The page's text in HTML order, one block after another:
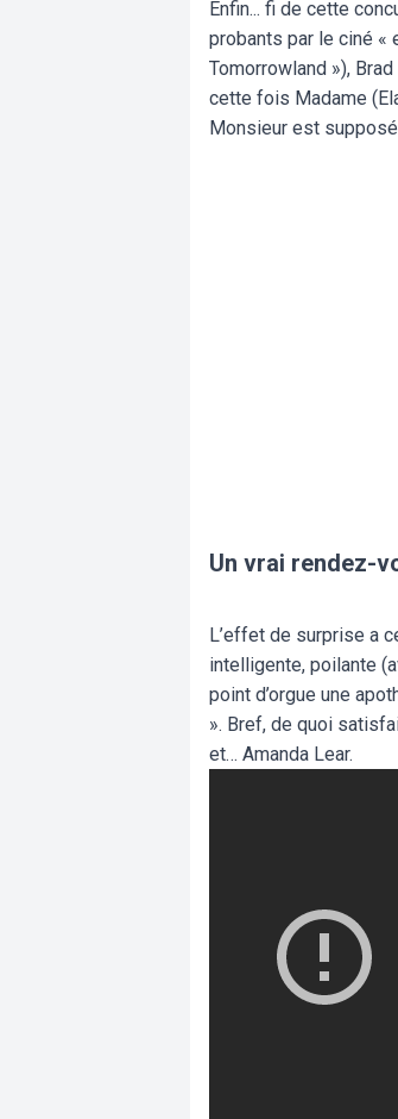
Enfin... fi de cette
probants par le ciné «
Tomorrowland »),
cette fois Madame
Monsieur est
Un vrai rendez-
L’effet de surprise a
intelligente, poilante
point d’orgue une
». Bref, de quoi
et… Amanda Lear.